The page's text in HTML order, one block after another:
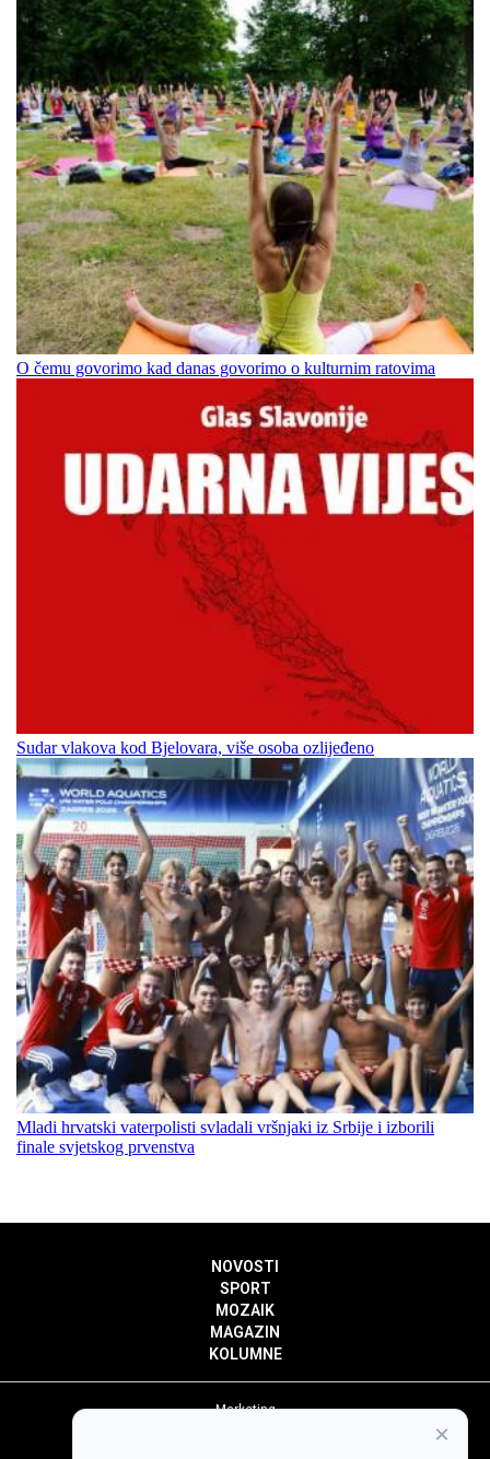
O čemu govorimo kad danas govorimo o kulturnim ratovima
Sudar vlakova kod Bjelovara, više osoba ozlijeđeno
Mladi hrvatski vaterpolisti svladali vršnjaki iz Srbije i izborili
finale svjetskog prvenstva
NOVOSTI
SPORT
MOZAIK
MAGAZIN
KOLUMNE
Marketing
×